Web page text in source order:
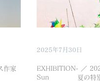
ます。
かふかに茂った草むら
ど それはまるで
った 乾いたり、濡れた
れたり 小さな生き物た
作家
EXHIBITION- ／
Sun 夏の特別展 Maria Noto
2025年7月30日